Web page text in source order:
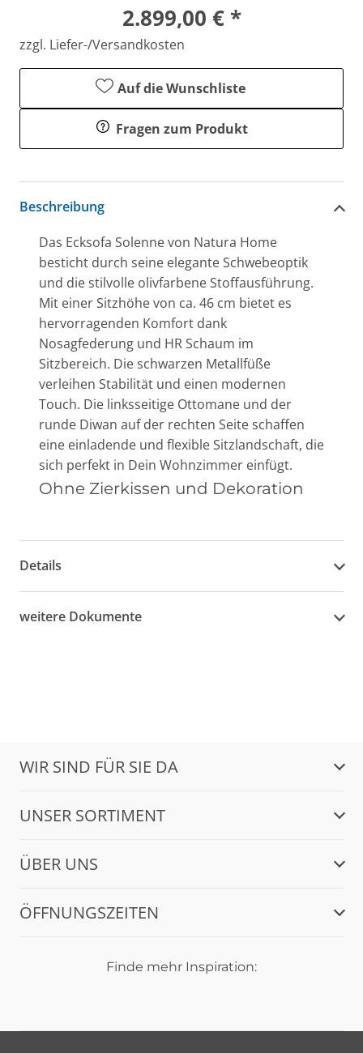
2.899,00 € *
zzgl. Liefer-/Versandkosten
Auf die Wunschliste
Fragen zum Produkt
Beschreibung
Das Ecksofa Solenne von Natura Home
besticht durch seine elegante Schwebeoptik
und die stilvolle olivfarbene Stoffausführung.
Mit einer Sitzhöhe von ca. 46 cm bietet es
hervorragenden Komfort dank
Nosagfederung und HR Schaum im
Sitzbereich. Die schwarzen Metallfüße
verleihen Stabilität und einen modernen
Touch. Die linksseitige Ottomane und der
runde Diwan auf der rechten Seite schaffen
eine einladende und flexible Sitzlandschaft, die
sich perfekt in Dein Wohnzimmer einfügt.
Ohne Zierkissen und Dekoration
Details
weitere Dokumente
WIR SIND FÜR SIE DA
UNSER SORTIMENT
ÜBER UNS
ÖFFNUNGSZEITEN
Finde mehr Inspiration: